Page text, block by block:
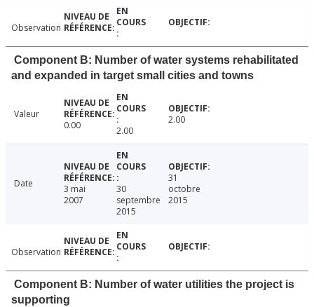
Observation
Component B: Number of water systems rehabilitated
and expanded in target small cities and towns
Valeur
0.00
2.00
2.00
Date
3 mai
2007
30
septembre
2015
31
octobre
2015
Observation
Component B: Number of water utilities the project is
supporting